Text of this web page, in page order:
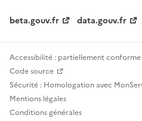
beta.gouv.fr data.gouv.fr
Accessibilité : partiellement conforme
Code source
Sécurité : Homologation avec
Mentions légales
Conditions générales